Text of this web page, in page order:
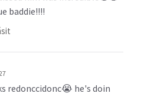
baddie!!!!
redonccidonc😭 he's doin